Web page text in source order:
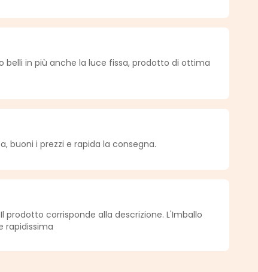
de 5 de 5 estrellas
belli in più anche la luce fissa, prodotto di ottima
de 5 de 5 estrellas
buoni i prezzi e rapida la consegna.
de 5 de 5 estrellas
prodotto corrisponde alla descrizione. L'Imballo
rapidissima